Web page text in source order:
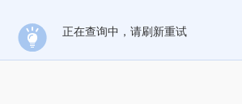
正在查询中，请刷新重试